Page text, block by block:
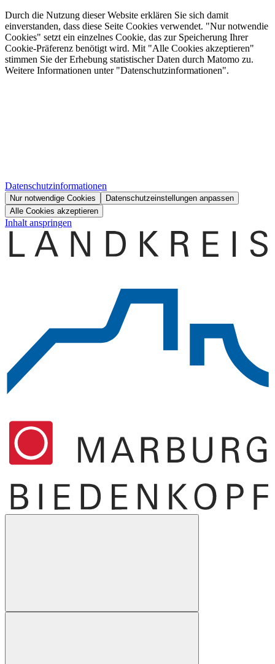
Durch die Nutzung dieser Website erklären Sie sich damit
einverstanden, dass diese Seite Cookies verwendet. "Nur notwendie
Cookies" setzt ein einzelnes Cookie, das zur Speicherung Ihrer
Cookie-Präferenz benötigt wird. Mit "Alle Cookies akzeptieren"
stimmen Sie der Erhebung statistischer Daten durch Matomo zu.
Weitere Informationen unter "Datenschutzinformationen".
Datenschutzinformationen
Nur notwendige Cookies
Datenschutzeinstellungen anpassen
Alle Cookies akzeptieren
Inhalt anspringen